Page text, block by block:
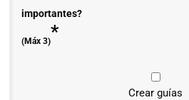
importantes?
(Máx 3)*
Crear guías